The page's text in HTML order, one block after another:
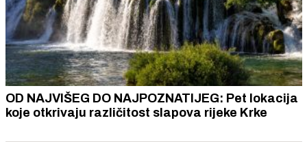
OD NAJVIŠEG DO NAJPOZNATIJEG: Pet lokacija
koje otkrivaju različitost slapova rijeke Krke